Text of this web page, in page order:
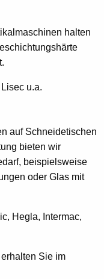
halten
u.a.
auf Schneidetischen
bieten wir
beispielsweise
oder Glas mit
Hegla, Intermac,
Sie im